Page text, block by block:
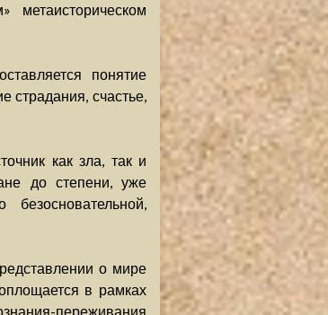
понятие
страдания, счастье,
как зла, так и
до степени, уже
о мире
в рамках
переживания